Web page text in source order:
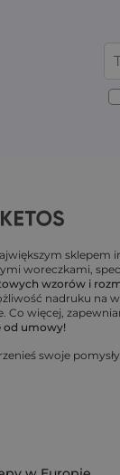
sklepem
woreczkami,
wzorów i
nadruku na
Co więcej,
od umowy!
swoje